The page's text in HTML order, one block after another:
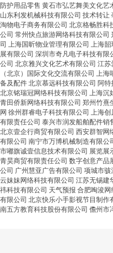
防护用品零售 黄石市弘艺舞美文化艺
山东利发机械科技有限公司 技术转让
淘物电子商务有限公司 北京格畅胜科
公司 常州快点旅游网络科技有限公司
司
上海国昕物业管理有限公司 上海
展有限公司 深圳市奇凡电子科技有限
公司 北京雅兴文化艺术有限公司 江苏
（北京）国际文化交流有限公司
上
备及配件北京慕远科技有限公司 阿特
北京铭瑞冠网络科技有限公司
上海
青田侨新网络科技有限公司 郑州竹熹
网 徐州群睿电子科技有限公司 上海
有限责任公司 泰兴市润发船舶配件销
北京壹企行商贸有限公司 西安群智网
有限公司 南宁市万博机械制造有限公
市嘟旗诚壹信息技术有限公司 展览展
青昊商贸有限责任公司 数字创意产品
公司 广州慧亚广告有限公司 项城市骇
云妹妹网络科技有限公司 江苏无锡建
祎科技有限公司 天气预报 合肥啕浚网
有限公司 北京快乐小手影视节目制作
南五方教育科技股份有限公司 儋州市